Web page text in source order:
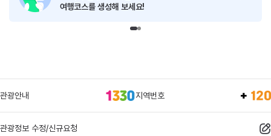
여행코스를 생성해 보세요!
관광안내 지역번호
관광정보 수정/신규요청